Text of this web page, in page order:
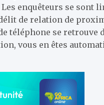
enquêteurs se sont
de relation de
téléphone se retrouve
vous en êtes